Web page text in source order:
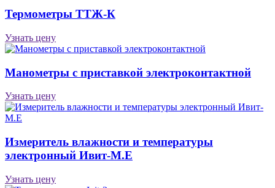
Термометры ТТЖ-К
Узнать цену
Манометры с приставкой электроконтактной
Узнать цену
Измеритель влажности и температуры
электронный Ивит-М.Е
Узнать цену